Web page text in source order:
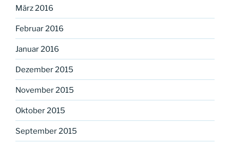
März 2016
Februar 2016
Januar 2016
Dezember 2015
November 2015
Oktober 2015
September 2015